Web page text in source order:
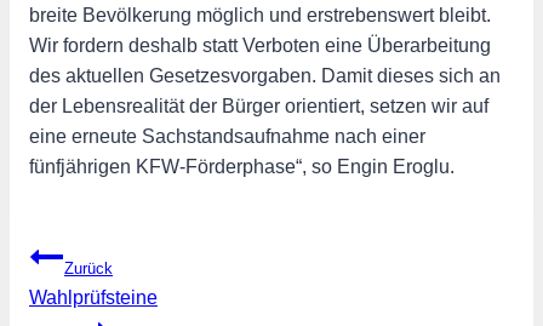
breite Bevölkerung möglich und erstrebenswert bleibt.
Wir fordern deshalb statt Verboten eine Überarbeitung
des aktuellen Gesetzesvorgaben. Damit dieses sich an
der Lebensrealität der Bürger orientiert, setzen wir auf
eine erneute Sachstandsaufnahme nach einer
fünfjährigen KFW-Förderphase“, so Engin Eroglu.
Beitragsnavigation
Zurück
Wahlprüfsteine